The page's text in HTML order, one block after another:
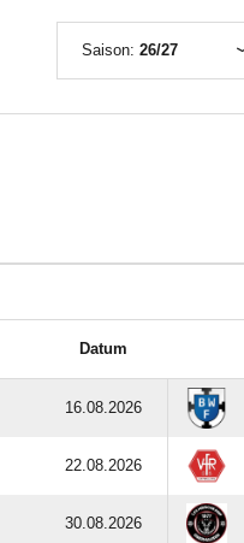
Saison: 26/27
Datum
16.08.2026
22.08.2026
30.08.2026